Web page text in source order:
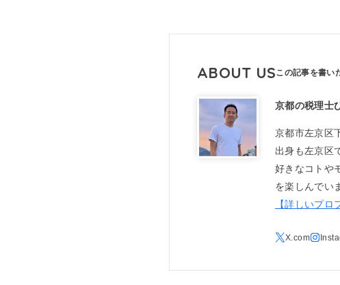
ABOUT US
京都の税理士
京都市左京区
出身も左京区
好きなコトや
を楽しんでい
【詳しいプロ